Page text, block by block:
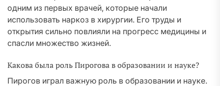
одним из первых врачей, которые начали
использовать наркоз в хирургии. Его труды и
открытия сильно повлияли на прогресс медицины и
спасли множество жизней.
Какова была роль Пирогова в образовании и науке?
Пирогов играл важную роль в образовании и науке.